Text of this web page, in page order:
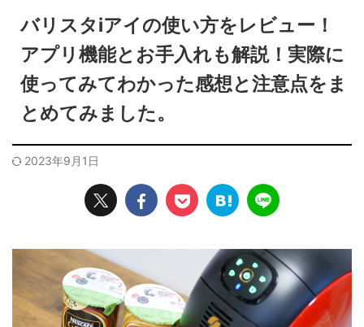
バリスタiアイの使い方をレビュー！
アプリ機能とお手入れも解説！実際に
使ってみてわかった感想と注意点をま
とめてみました。
2023年9月1日